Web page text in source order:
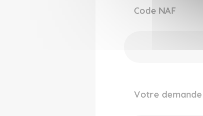
Code NAF
Votre demande